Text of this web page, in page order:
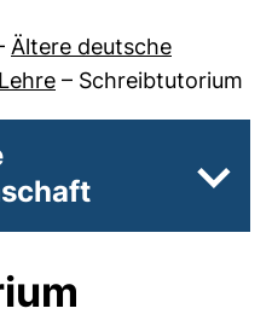
Ältere deutsche
Lehre – Schreibtutorium